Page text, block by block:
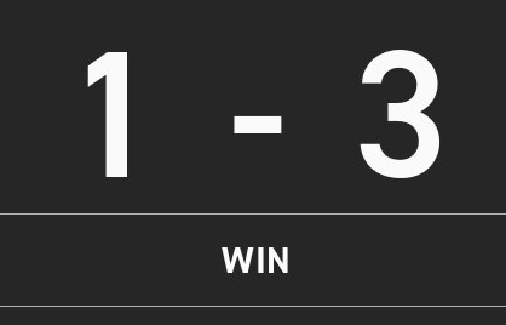
1 - 3
WIN